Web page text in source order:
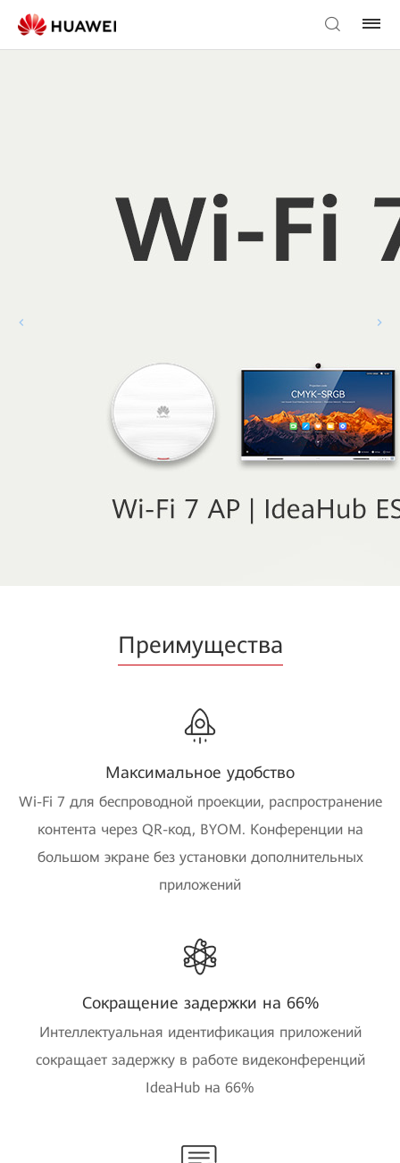
Преимущества
Максимальное удобство
Wi-Fi 7 для беспроводной проекции, распространение
контента через QR-код, BYOM. Конференции на
большом экране без установки дополнительных
приложений
Сокращение задержки на 66%
Интеллектуальная идентификация приложений
сокращает задержку в работе видеконференций
IdeaHub на 66%